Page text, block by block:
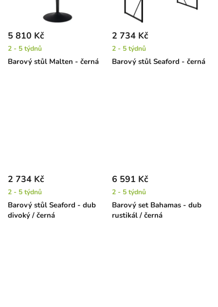
Barový stůl Malten - černá
5 810 Kč
2 - 5 týdnů
Barový stůl Seaford - černá
2 734 Kč
2 - 5 týdnů
Barový stůl Seaford - dub
divoký / černá
2 734 Kč
2 - 5 týdnů
Barový set Bahamas - dub
rustikál / černá
6 591 Kč
2 - 5 týdnů